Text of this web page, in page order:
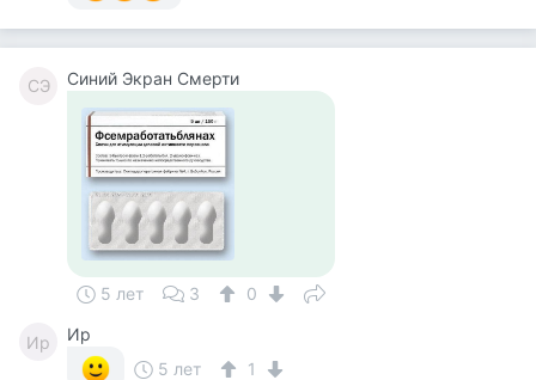
СЭ Синий Экран Смерти
5 лет 3 0
Ир
Ир
5 лет
1